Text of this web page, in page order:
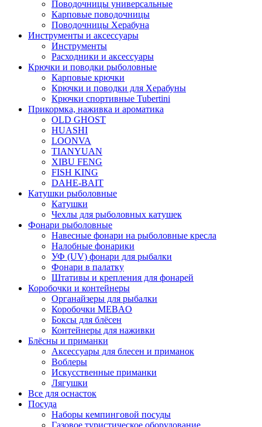
Поводочницы универсальные
Карповые поводочницы
Поводочницы Херабуна
Инструменты и аксессуары
Инструменты
Расходники и аксессуары
Крючки и поводки рыболовные
Карповые крючки
Крючки и поводки для Херабуны
Крючки спортивные Tubertini
Прикормка, наживка и ароматика
OLD GHOST
HUASHI
LOONVA
TIANYUAN
XIBU FENG
FISH KING
DAHE-BAIT
Катушки рыболовные
Катушки
Чехлы для рыболовных катушек
Фонари рыболовные
Навесные фонари на рыболовные кресла
Налобные фонарики
УФ (UV) фонари для рыбалки
Фонари в палатку
Штативы и крепления для фонарей
Коробочки и контейнеры
Органайзеры для рыбалки
Коробочки MEBAO
Боксы для блёсен
Контейнеры для наживки
Блёсны и приманки
Аксессуары для блесен и приманок
Воблеры
Искусственные приманки
Лягушки
Все для оснасток
Посуда
Наборы кемпинговой посуды
Газовое туристическое оборудование